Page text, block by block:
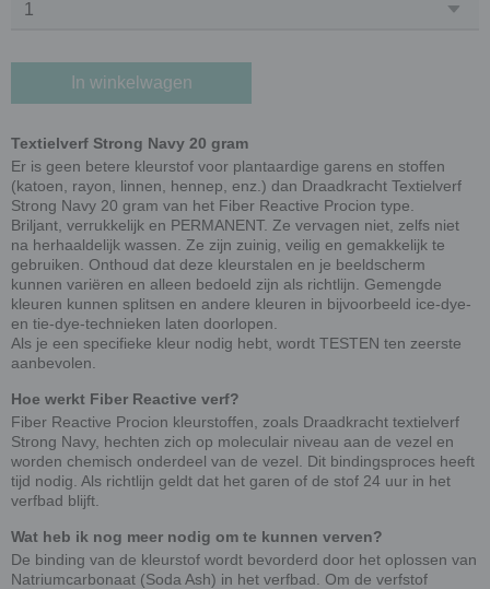
In winkelwagen
Textielverf Strong Navy 20 gram
Er is geen betere kleurstof voor plantaardige garens en stoffen
(katoen, rayon, linnen, hennep, enz.) dan Draadkracht Textielverf
Strong Navy 20 gram van het Fiber Reactive Procion type.
Briljant, verrukkelijk en PERMANENT. Ze vervagen niet, zelfs niet
na herhaaldelijk wassen. Ze zijn zuinig, veilig en gemakkelijk te
gebruiken. Onthoud dat deze kleurstalen en je beeldscherm
kunnen variëren en alleen bedoeld zijn als richtlijn. Gemengde
kleuren kunnen splitsen en andere kleuren in bijvoorbeeld ice-dye-
en tie-dye-technieken laten doorlopen.
Als je een specifieke kleur nodig hebt, wordt TESTEN ten zeerste
aanbevolen.
Hoe werkt Fiber Reactive verf?
Fiber Reactive Procion kleurstoffen, zoals Draadkracht textielverf
Strong Navy, hechten zich op moleculair niveau aan de vezel en
worden chemisch onderdeel van de vezel. Dit bindingsproces heeft
tijd nodig. Als richtlijn geldt dat het garen of de stof 24 uur in het
verfbad blijft.
Wat heb ik nog meer nodig om te kunnen verven?
De binding van de kleurstof wordt bevorderd door het oplossen van
Natriumcarbonaat (Soda Ash) in het verfbad. Om de verfstof